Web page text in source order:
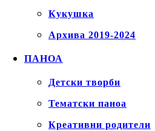
Кукушка
Архива 2019-2024
ПАНОА
Детски творби
Тематски паноа
Креативни родители